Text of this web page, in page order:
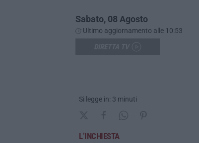
Sabato, 08 Agosto
Ultimo aggiornamento alle 10:53
Si legge in: 3 minuti
L’INCHIESTA